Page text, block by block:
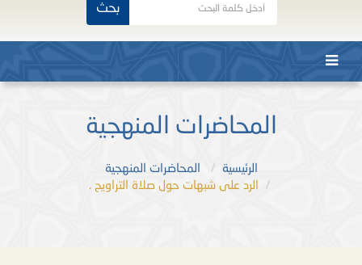
بحث
المحاضرات المنهجية
الرئيسية
المحاضرات المنهجية
الرد على شبهات حول صلاة التراويح .